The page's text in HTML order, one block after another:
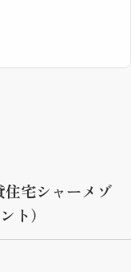
宅シャーメゾ
ト）